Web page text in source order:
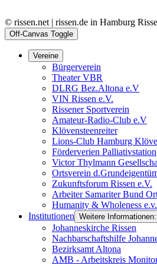
© rissen.net | rissen.de in Hamburg
Off-Canvas Toggle
Vereine
Bürgerverein
Theater VBR
DLRG Bez.Altona e.V
VIN Rissen e.V.
Rissener Sportverein
Amateur-Radio-Club e.V
Klövensteenreiter
Lions-Club Hamburg
Förderverien Palliativstation
Victor Thylmann
Ortsverein
Zukunftsforum Rissen e.V.
Arbeiter Samariter Bund
Humanity & Wholeness e.v.
Institutionen Weitere
Johanneskirche Rissen
Nachbarschaftshilfe
Bezirksamt Altona
AMB - Arbeitskreis